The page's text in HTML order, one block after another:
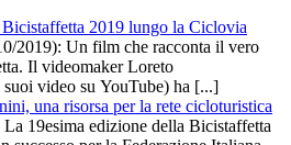
2019 lungo la Ciclovia
2019): Un film che racconta il vero
Il videomaker Loreto
video su YouTube) ha [...]
una risorsa per la rete cicloturistica
19esima edizione della Bicistaffetta